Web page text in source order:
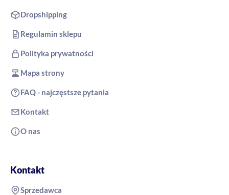
Dropshipping
Regulamin sklepu
Polityka prywatności
Mapa strony
FAQ - najczęstsze pytania
Kontakt
O nas
Kontakt
Sprzedawca